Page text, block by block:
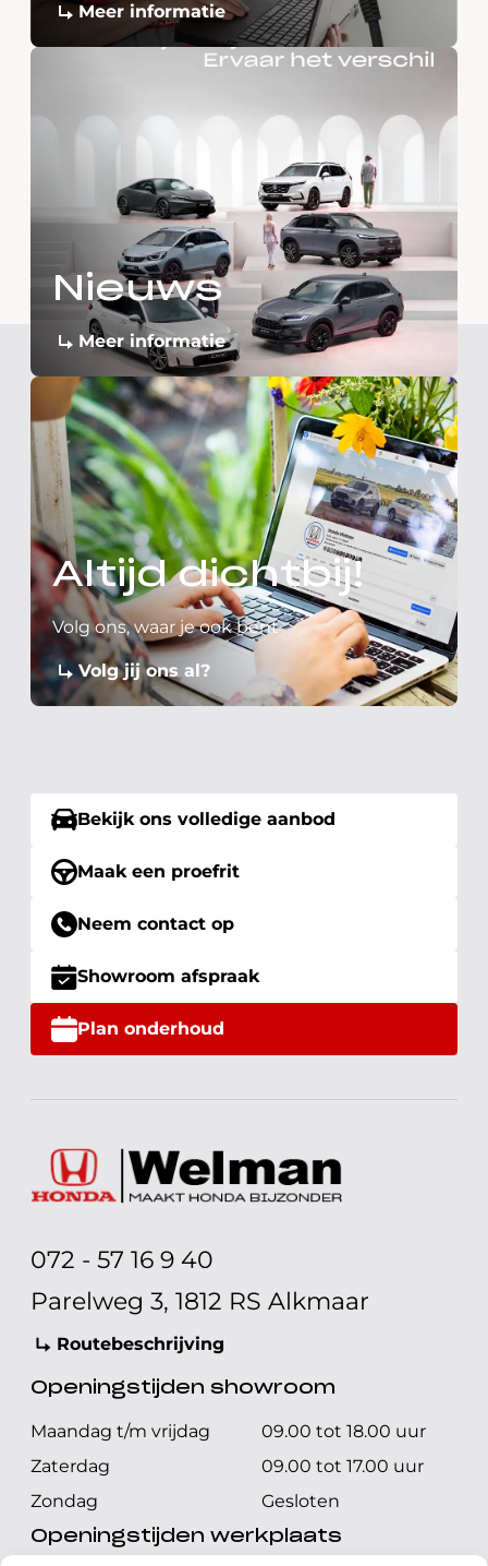
Meer informatie
Nieuws
Meer informatie
Altijd dichtbij!
Volg ons, waar je ook bent
Volg jij ons al?
Bekijk ons volledige aanbod
Maak een proefrit
Neem contact op
Showroom afspraak
Plan onderhoud
072 - 57 16 9 40
Parelweg 3, 1812 RS Alkmaar
Routebeschrijving
Openingstijden showroom
Maandag t/m vrijdag
09.00 tot 18.00 uur
Zaterdag
09.00 tot 17.00 uur
Zondag
Gesloten
Openingstijden werkplaats